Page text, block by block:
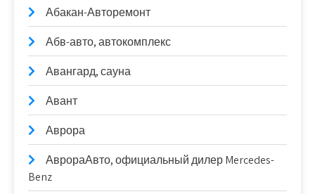
Абакан-Авторемонт
Абв-авто, автокомплекс
Авангард, сауна
Авант
Аврора
АврораАвто, официальный дилер Mercedes-
Benz